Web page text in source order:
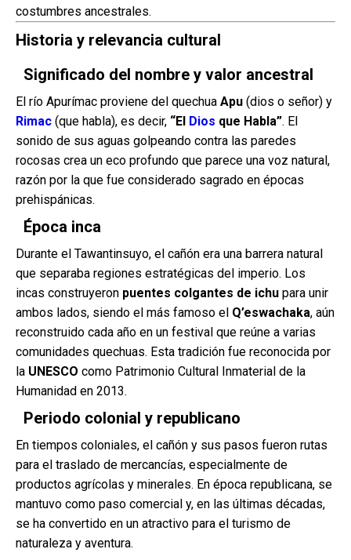
costumbres ancestrales.
Historia y relevancia cultural
Significado del nombre y valor ancestral
El río Apurímac proviene del quechua Apu (dios o señor) y
Rimac (que habla), es decir, “El Dios que Habla”. El
sonido de sus aguas golpeando contra las paredes
rocosas crea un eco profundo que parece una voz natural,
razón por la que fue considerado sagrado en épocas
prehispánicas.
Época inca
Durante el Tawantinsuyo, el cañón era una barrera natural
que separaba regiones estratégicas del imperio. Los
incas construyeron puentes colgantes de ichu para unir
ambos lados, siendo el más famoso el Q’eswachaka, aún
reconstruido cada año en un festival que reúne a varias
comunidades quechuas. Esta tradición fue reconocida por
la UNESCO como Patrimonio Cultural Inmaterial de la
Humanidad en 2013.
Periodo colonial y republicano
En tiempos coloniales, el cañón y sus pasos fueron rutas
para el traslado de mercancías, especialmente de
productos agrícolas y minerales. En época republicana, se
mantuvo como paso comercial y, en las últimas décadas,
se ha convertido en un atractivo para el turismo de
naturaleza y aventura.